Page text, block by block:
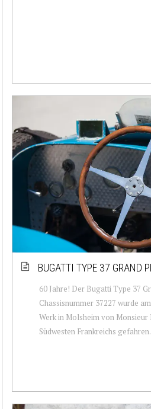
BUGATTI TYPE 37 GRAND
60 Jahre! Der Bugatti Type 37
Chassisnummer 37227 wurde
Werk in Molsheim von
Südwesten Frankreichs